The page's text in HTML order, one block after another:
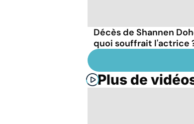
Décès de Shannen
quoi souffrait l'actrice
Plus de